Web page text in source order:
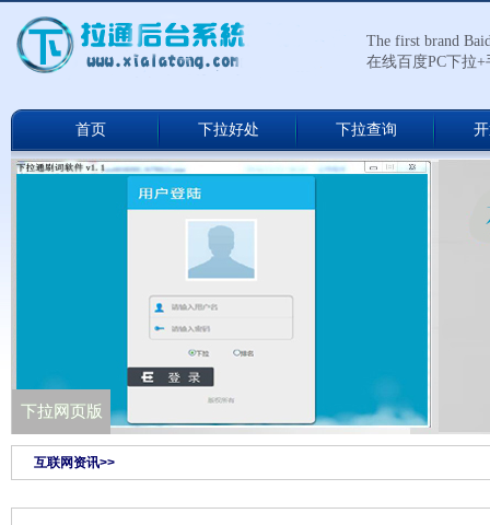
The first brand
在线百度PC下拉
首页 下拉好处 下拉查询
下拉通网络版
下拉网页版
互联网资讯>>